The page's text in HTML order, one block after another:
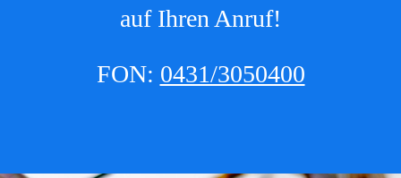
auf Ihren Anruf!
FON: 0431/3050400